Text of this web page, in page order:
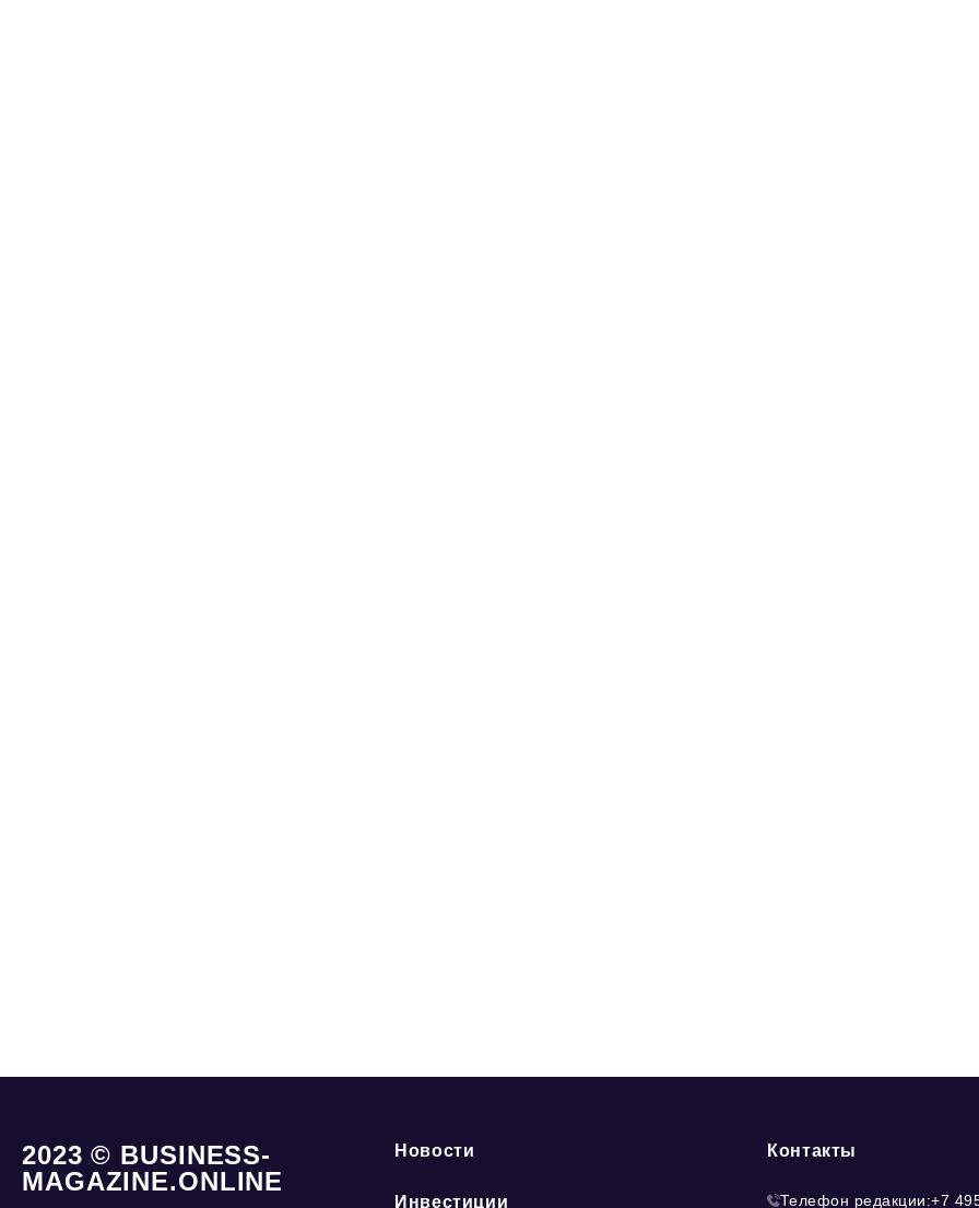
2023 © BUSINESS-
MAGAZINE.ONLINE
Новости
Инвестиции
Контакты
Телефон редакции:+7